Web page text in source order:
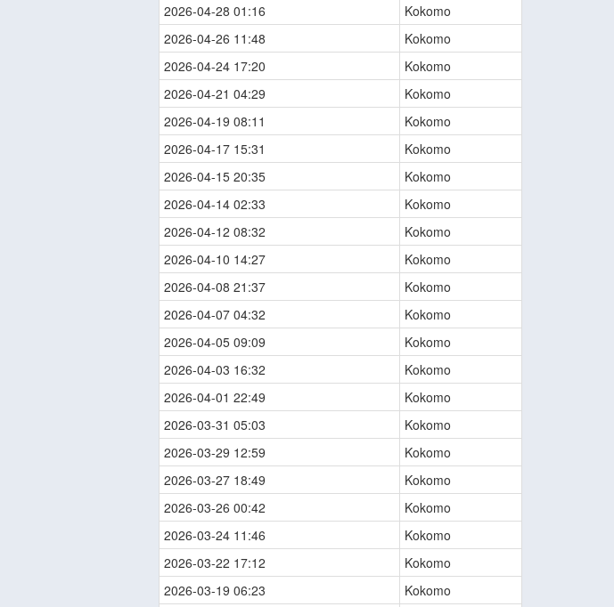
2026-04-28 01:16
Kokomo
2026-04-26 11:48
Kokomo
2026-04-24 17:20
Kokomo
2026-04-21 04:29
Kokomo
2026-04-19 08:11
Kokomo
2026-04-17 15:31
Kokomo
2026-04-15 20:35
Kokomo
2026-04-14 02:33
Kokomo
2026-04-12 08:32
Kokomo
2026-04-10 14:27
Kokomo
2026-04-08 21:37
Kokomo
2026-04-07 04:32
Kokomo
2026-04-05 09:09
Kokomo
2026-04-03 16:32
Kokomo
2026-04-01 22:49
Kokomo
2026-03-31 05:03
Kokomo
2026-03-29 12:59
Kokomo
2026-03-27 18:49
Kokomo
2026-03-26 00:42
Kokomo
2026-03-24 11:46
Kokomo
2026-03-22 17:12
Kokomo
2026-03-19 06:23
Kokomo